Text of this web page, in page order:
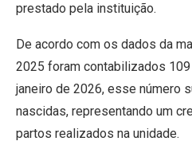
prestado pela instituição.
De acordo com os dados da
2025 foram contabilizados
janeiro de 2026, esse número
nascidas, representando um
partos realizados na unidade.